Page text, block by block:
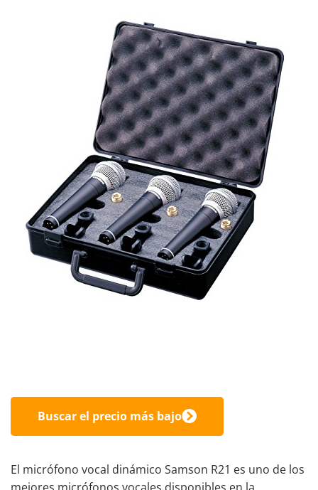
Buscar el precio más bajo
El micrófono vocal dinámico Samson R21 es uno de los
mejores micrófonos vocales disponibles en la